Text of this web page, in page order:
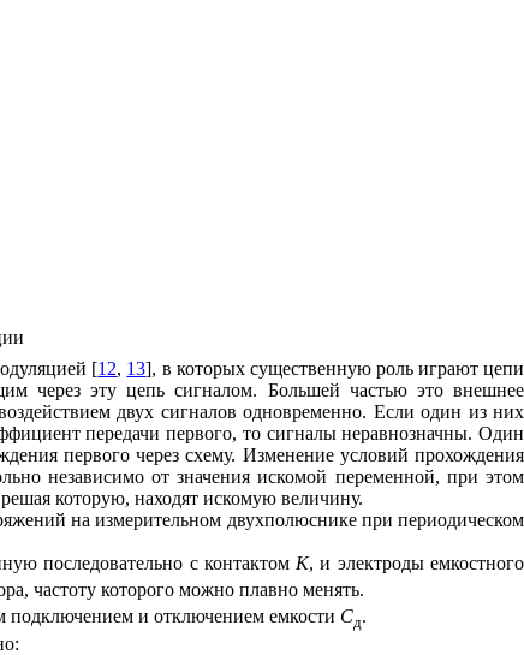
[12, 13], в которых существенную роль играют цепи
через эту цепь сигналом. Большей частью это внешнее
двух сигналов одновременно. Если один из них
передачи первого, то сигналы неравнозначны. Один
первого через схему. Изменение условий прохождения
независимо от значения искомой переменной, при этом
которую, находят искомую величину.
на измерительном двухполюснике при периодическом
последовательно с контактом K, и электроды емкостного
частоту которого можно плавно менять.
подключением и отключением емкости Сд.